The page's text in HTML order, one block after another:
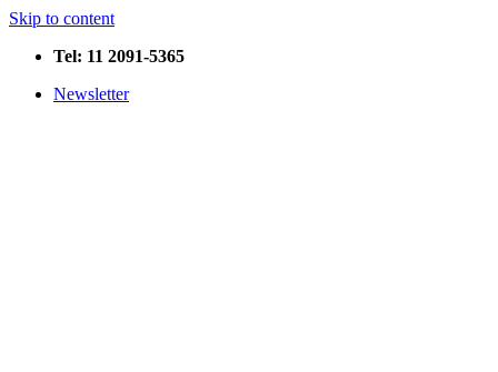
Skip to content
Tel: 11 2091-5365
Newsletter